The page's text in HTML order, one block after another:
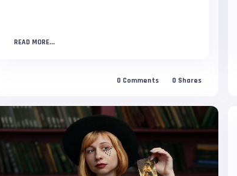
READ MORE...
0 Comments 0 Shares